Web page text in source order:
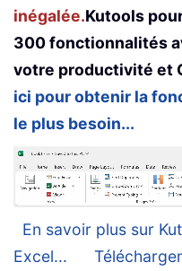
inégalée.Kutools
300 fonctionnalités
votre productivité et
ici pour obtenir la
le plus besoin...
En savoir plus sur
Excel...